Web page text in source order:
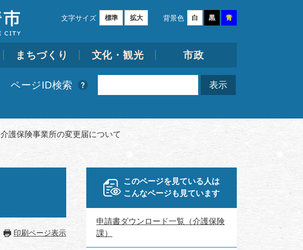
文字サイズ 標準 拡大 背景色 白 黒 青
まちづくり 文化・観光 市政
ページID検索
介護保険事業所の変更届について
印刷ページ表示
このページを見ている人は
こんなページも見ています
申請書ダウンロード一覧（介護保険
課）